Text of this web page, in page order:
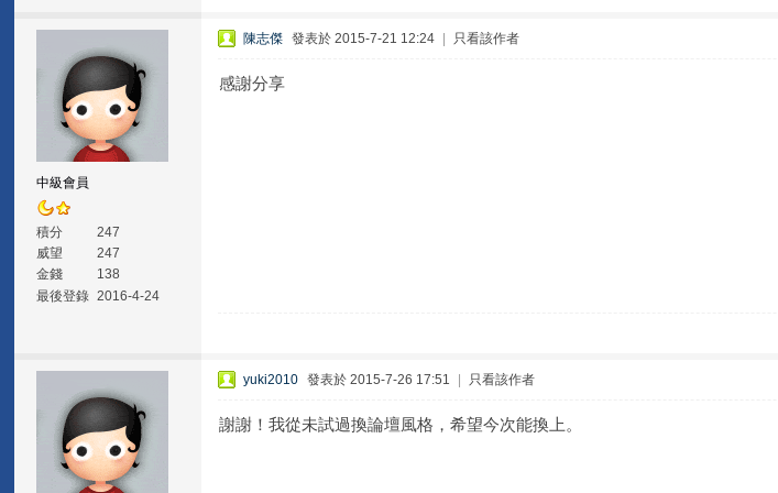
中級會員
積分
247
威望
247
金錢
138
最後登錄 2016-4-24
陳志傑 發表於 2015-7-21 12:24 只看該作者
感謝分享
yuki2010 發表於 2015-7-26 17:51 只看該作者
謝謝！我從未試過換論壇風格，希望今次能換上。